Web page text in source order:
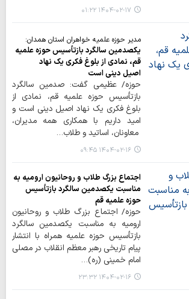
۱۴۰۴-۰۲-۱۷ ۰۱:۲۲
مدیر حوزه علمیه خواهران استان همدان:
یکصدمین سالگرد بازتأسیس حوزه علمیه
قم، نمادی از بلوغ فکری یک نهاد
اصیل دینی است
حوزه/ عظیمی گفت: صدمین سالگرد
بازتأسیس حوزه علمیه قم، نمادی از
بلوغ فکری یک نهاد اصیل دینی است و
امید داریم با همکاری همه مدیران،
معاونان، اساتید و طلاب…
۱۴۰۴-۰۲-۱۶ ۰۹:۴۵
اجتماع بزرگ طلاب و روحانیون ارومیه به
مناسبت یکصدمین سالگرد بازتأسیس
حوزه علمیه قم
حوزه/ اجتماع بزرگ طلاب و روحانیون
ارومیه به مناسبت یکصدمین سالگرد
بازتأسیس حوزه علمیه همراه با انتشار
پیام تاریخی رهبر معظم انقلاب در مصلی
امام خمینی (ره)…
۱۴۰۴-۰۲-۱۶ ۲۳:۳۲